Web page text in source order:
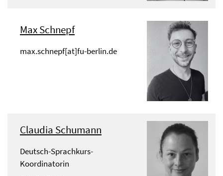
Max Schnepf
max.schnepf[at]fu-berlin.de
Claudia Schumann
Deutsch-Sprachkurs-
Koordinatorin